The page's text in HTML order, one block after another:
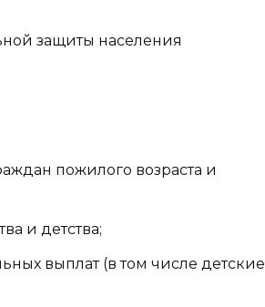
защиты населения
пожилого возраста и
и детства;
выплат (в том числе детские